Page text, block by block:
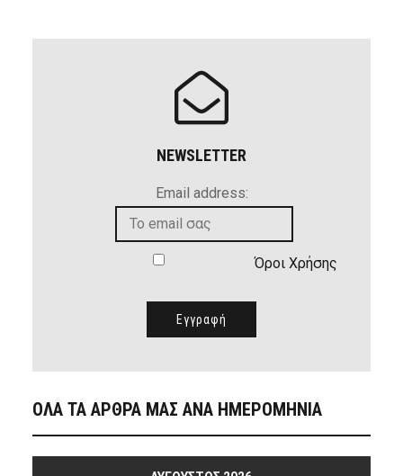
NEWSLETTER
Email address:
Όροι Χρήσης
ΟΛΑ ΤΑ ΑΡΘΡΑ ΜΑΣ ΑΝΑ ΗΜΕΡΟΜΗΝΙΑ